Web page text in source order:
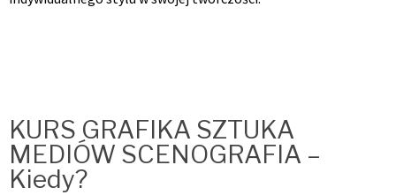
KURS GRAFIKA SZTUKA
MEDIÓW SCENOGRAFIA –
Kiedy?